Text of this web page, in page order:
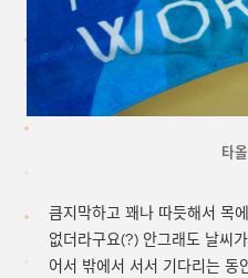
타
큼지막하고 꽤나 따듯해서 목
없더라구요(?) 안그래도 날씨
어서 밖에서 서서 기다리는 동